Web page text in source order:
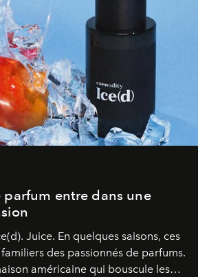
entre dans une
Juice. En quelques saisons, ces
des passionnés de parfums.
américaine qui bouscule les